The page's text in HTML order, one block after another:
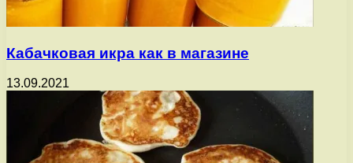
Кабачковая икра как в магазине
13.09.2021